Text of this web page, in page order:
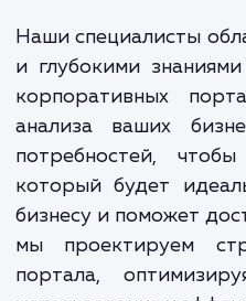
преимущество.